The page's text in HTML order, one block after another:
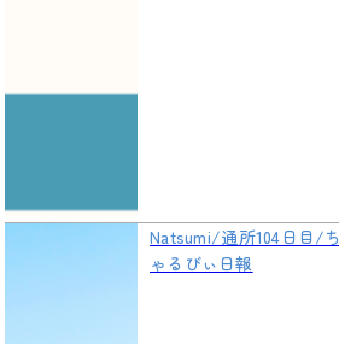
Natsumi/通所104日目/ち
ゃるびぃ日報